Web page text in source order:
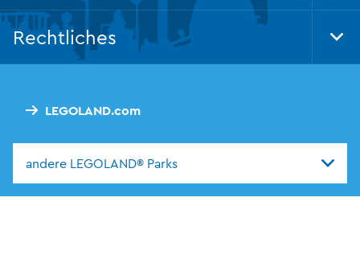
LEGOLAND.com
andere LEGOLAND® Parks
Rechtliches